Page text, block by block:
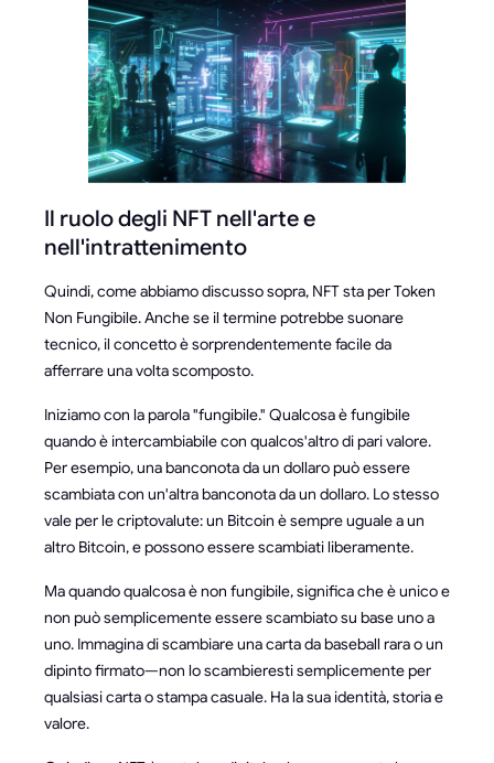
Il ruolo degli NFT nell'arte e
nell'intrattenimento
Quindi, come abbiamo discusso sopra, NFT sta per Token
Non Fungibile. Anche se il termine potrebbe suonare
tecnico, il concetto è sorprendentemente facile da
afferrare una volta scomposto.
Iniziamo con la parola "fungibile." Qualcosa è fungibile
quando è intercambiabile con qualcos'altro di pari valore.
Per esempio, una banconota da un dollaro può essere
scambiata con un'altra banconota da un dollaro. Lo stesso
vale per le criptovalute: un Bitcoin è sempre uguale a un
altro Bitcoin, e possono essere scambiati liberamente.
Ma quando qualcosa è non fungibile, significa che è unico e
non può semplicemente essere scambiato su base uno a
uno. Immagina di scambiare una carta da baseball rara o un
dipinto firmato—non lo scambieresti semplicemente per
qualsiasi carta o stampa casuale. Ha la sua identità, storia e
valore.